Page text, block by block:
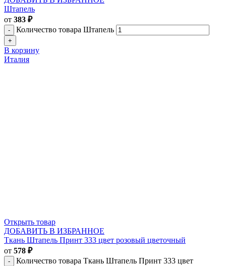
Штапель
от 383 ₽
Количество товара Штапель
В корзину
Италия
Открыть товар
ДОБАВИТЬ В ИЗБРАННОЕ
Ткань Штапель Принт 333 цвет розовый цветочный
от 578 ₽
Количество товара Ткань Штапель Принт 333 цвет